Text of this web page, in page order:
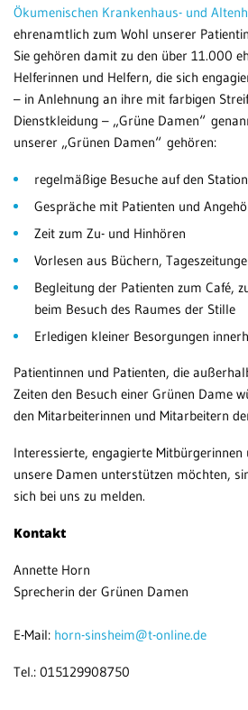
Ökumenischen Krankenhaus- und
ehrenamtlich zum Wohl unserer
Sie gehören damit zu den über 11.000
Helferinnen und Helfern, die sich
– in Anlehnung an ihre mit farbigen
Dienstkleidung – „Grüne Damen“
unserer „Grünen Damen“ gehören:
regelmäßige Besuche auf den
Gespräche mit Patienten und
Zeit zum Zu- und Hinhören
Vorlesen aus Büchern,
Begleitung der Patienten zum Café,
beim Besuch des Raumes der Stille
Erledigen kleiner Besorgungen
Patientinnen und Patienten, die
Zeiten den Besuch einer Grünen Dame
den Mitarbeiterinnen und Mitarbeitern
Interessierte, engagierte
unsere Damen unterstützen möchten,
sich bei uns zu melden.
Kontakt
Annette Horn
Sprecherin der Grünen Damen
E-Mail: horn-sinsheim@t-online.de
Tel.: 015129908750